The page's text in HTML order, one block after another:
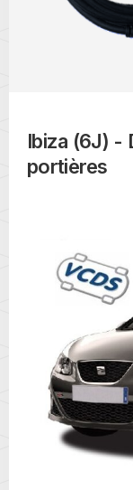
Ibiza (6J) -
portières